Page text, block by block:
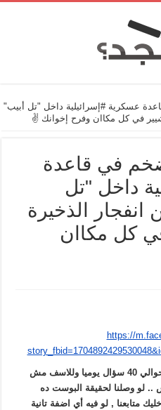
عسكرية #إسرائيلية داخل "تل أبيب"
في كل مكاان وفرح إخوانك ✌
في قاعدة
داخل "تل
الذخيرة
كل مكاان
https://
رجاء العلم اننا بيوصلنا حوالي 40 سؤال يوميا وللاسف مش
.. لو وصلنا لحقيقة البوست ده
متابعنا , لو فيه أي اضفة تانية